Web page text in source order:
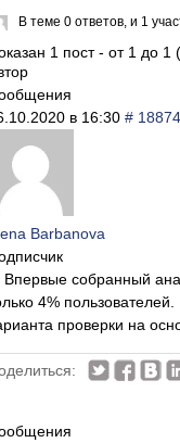
В теме 0 ответов, и 1
1 пост - от 1 до 1
в 16:30 # 18874
Barbanova
Впервые собранный
4%
проверки на